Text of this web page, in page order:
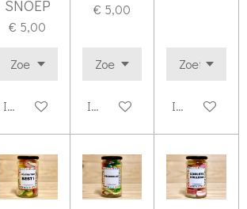
SNOEP
€ 5,00
In winkelwagen
€ 5,00
In winkelwagen In